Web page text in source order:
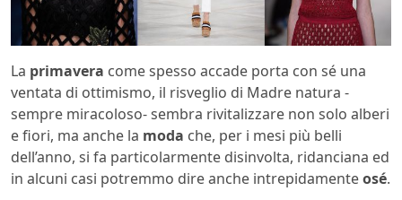
La primavera come spesso accade porta con sé una
ventata di ottimismo, il risveglio di Madre natura -
sempre miracoloso- sembra rivitalizzare non solo alberi
e fiori, ma anche la moda che, per i mesi più belli
dell’anno, si fa particolarmente disinvolta, ridanciana ed
in alcuni casi potremmo dire anche intrepidamenteosé.